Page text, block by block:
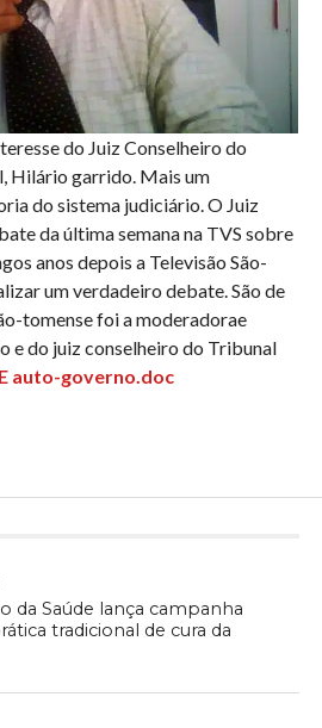
do Juiz Conselheiro do
Hilário garrido. Mais um
do sistema judiciário. O Juiz
da última semana na TVS sobre
anos depois a Televisão São-
um verdadeiro debate. São de
tomense foi a moderadorae
e do juiz conselheiro do Tribunal
auto-governo.doc
da Saúde lança campanha
tradicional de cura da